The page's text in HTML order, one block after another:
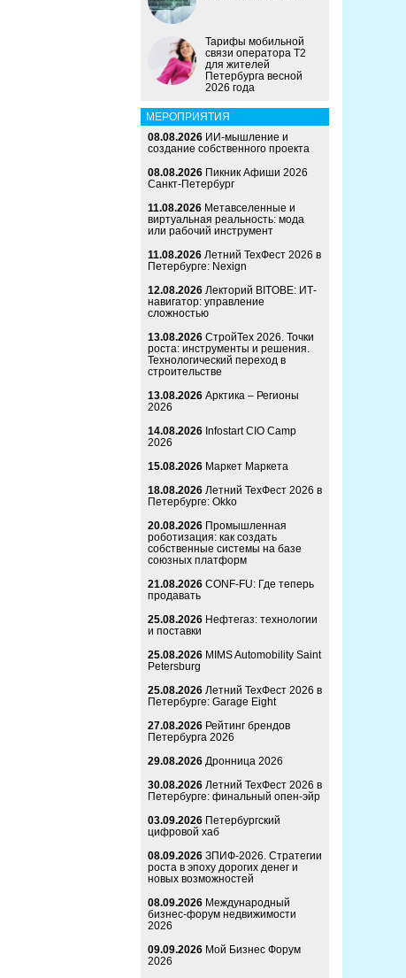
Тарифы мобильной
связи оператора Т2
для жителей
Петербурга весной
2026 года
МЕРОПРИЯТИЯ
08.08.2026 ИИ-мышление и
создание собственного проекта
08.08.2026 Пикник Афиши 2026
Санкт-Петербург
11.08.2026 Метавселенные и
виртуальная реальность: мода
или рабочий инструмент
11.08.2026 Летний ТехФест 2026 в
Петербурге: Nexign
12.08.2026 Лекторий BITOBE: ИТ-
навигатор: управление
сложностью
13.08.2026 СтройТех 2026. Точки
роста: инструменты и решения.
Технологический переход в
строительстве
13.08.2026 Арктика – Регионы
2026
14.08.2026 Infostart CIO Camp
2026
15.08.2026 Маркет Маркета
18.08.2026 Летний ТехФест 2026 в
Петербурге: Okko
20.08.2026 Промышленная
роботизация: как создать
собственные системы на базе
союзных платформ
21.08.2026 CONF-FU: Где теперь
продавать
25.08.2026 Нефтегаз: технологии
и поставки
25.08.2026 MIMS Automobility Saint
Petersburg
25.08.2026 Летний ТехФест 2026 в
Петербурге: Garage Eight
27.08.2026 Рейтинг брендов
Петербурга 2026
29.08.2026 Дронница 2026
30.08.2026 Летний ТехФест 2026 в
Петербурге: финальный опен-эйр
03.09.2026 Петербургский
цифровой хаб
08.09.2026 ЗПИФ-2026. Стратегии
роста в эпоху дорогих денег и
новых возможностей
08.09.2026 Международный
бизнес-форум недвижимости
2026
09.09.2026 Мой Бизнес Форум
2026